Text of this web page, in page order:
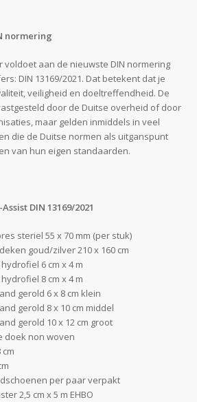
normering
voldoet aan de nieuwste DIN normering
DIN 13169/2021. Dat betekent dat je
veiligheid en doeltreffendheid. De
door de Duitse overheid of door
maar gelden inmiddels in veel
die de Duitse normen als uitganspunt
van hun eigen standaarden.
DIN 13169/2021
steriel 55 x 70 mm (per stuk)
goud/zilver 210 x 160 cm
6 cm x 4 m
8 cm x 4 m
gerold 6 x 8 cm klein
gerold 8 x 10 cm middel
gerold 10 x 12 cm groot
doek non woven
per paar verpakt
2,5 cm x 5 m EHBO